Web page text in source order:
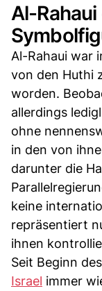
Al-
Al-Rahaui war
von den Huthi
worden.
allerdings
ohne
in den von
darunter die
keine
repräsentiert
ihnen
Seit Beginn des
Israel immer